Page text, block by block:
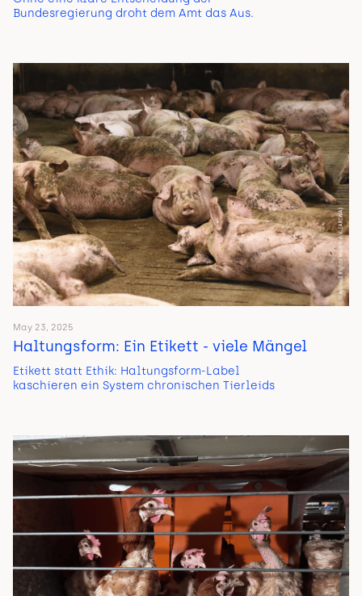
Bundesregierung droht dem Amt das Aus.
May 23, 2025
Haltungsform: Ein Etikett - viele Mängel
Etikett statt Ethik: Haltungsform-Label
kaschieren ein System chronischen Tierleids